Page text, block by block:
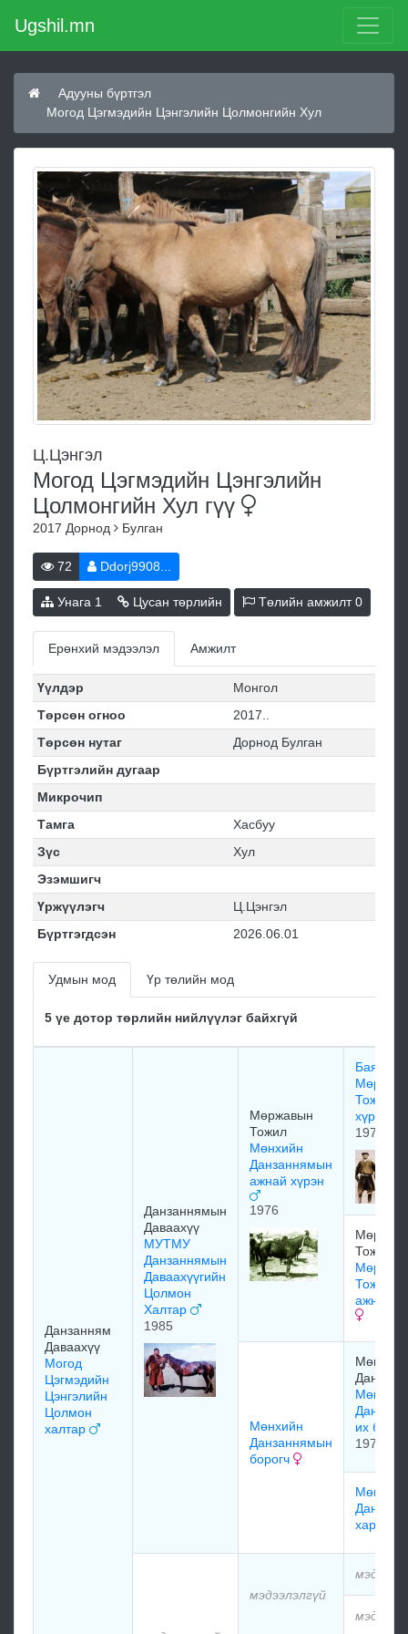
Ugshil.mn
Адууны бүртгэл
Могод Цэгмэдийн Цэнгэлийн Цолмонгийн Хул
Ц.Цэнгэл
Могод Цэгмэдийн Цэнгэлийн
Цолмонгийн Хул гүү
2017 Дорнод Булган
72 Ddorj9908...
Унага 1 Цусан төрлийн Төлийн амжилт0
Ерөнхий мэдээлэл Амжилт
Үүлдэр
Монгол
Төрсөн огноо
2017..
Төрсөн нутаг
Дорнод Булган
Бүртгэлийн дугаар
Микрочип
Тамга
Хасбуу
Зүс
Хул
Эзэмшигч
Үржүүлэгч
Ц.Цэнгэл
Бүртгэгдсэн
2026.06.01
Удмын мод Үр төлийн мод
5 үе дотор төрлийн нийлүүлэг байхгүй
Данзанням
Даваахүү
Могод
Цэгмэдийн
Цэнгэлийн
Цолмон
халтар
Данзаннямын
Даваахүү
МУТМУ
Данзаннямын
Даваахүүгийн
Цолмон
Халтар
1985
Мөржавын
Тожил
Мөнхийн
Данзаннямын
ажнай хүрэн
1976
Тожилын
хүрэн
1971
Тожил
Тожилын
ажнай
Мөнхийн
Данзаннямын
борогч
Мөнхийн
Мөнхийн
их бор
1970
Мөнхийн
харагч
мэдээлэлгүй